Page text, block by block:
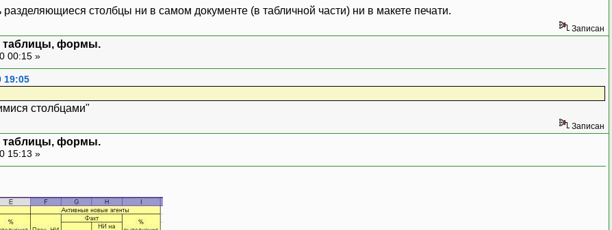
разделяющиеся столбцы ни в самом документе (в табличной части) ни в макете печати.
Записан
таблицы, формы.
00:15 »
19:05
столбцами"
Записан
таблицы, формы.
15:13 »